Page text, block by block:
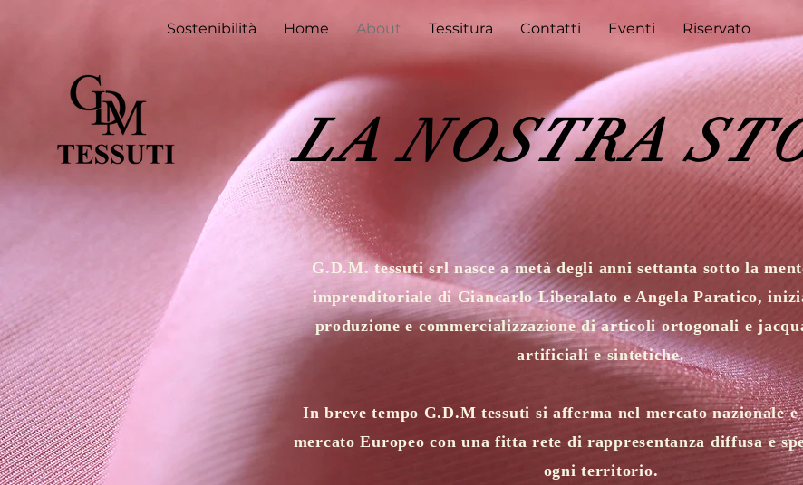
Sostenibilità Home About Tessitura Contatti Eventi Riservato
LA NOSTRA
G.D.M. tessuti srl nasce a metà degli anni settanta sotto la
imprenditoriale di Giancarlo Liberalato e Angela Paratico,
produzione e commercializzazione di articoli ortogonali e
artificiali e sintetiche.
In breve tempo G.D.M tessuti si afferma nel mercato nazionale
mercato Europeo con una fitta rete di rappresentanza diffusa e
ogni territorio.